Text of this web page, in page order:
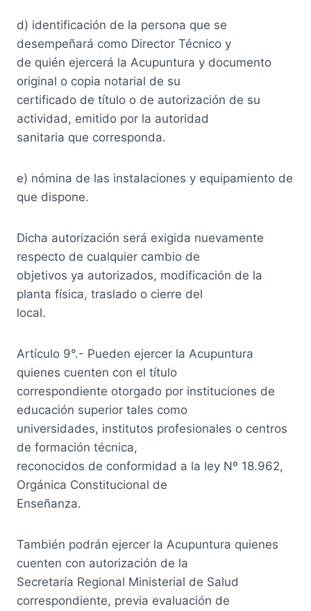
d) identificación de la persona que se
desempeñará como Director Técnico y
de quién ejercerá la Acupuntura y documento
original o copia notarial de su
certificado de título o de autorización de su
actividad, emitido por la autoridad
sanitaria que corresponda.
e) nómina de las instalaciones y equipamiento de
que dispone.
Dicha autorización será exigida nuevamente
respecto de cualquier cambio de
objetivos ya autorizados, modificación de la
planta física, traslado o cierre del
local.
Artículo 9°.- Pueden ejercer la Acupuntura
quienes cuenten con el título
correspondiente otorgado por instituciones de
educación superior tales como
universidades, institutos profesionales o centros
de formación técnica,
reconocidos de conformidad a la ley Nº 18.962,
Orgánica Constitucional de
Enseñanza.
También podrán ejercer la Acupuntura quienes
cuenten con autorización de la
Secretaría Regional Ministerial de Salud
correspondiente, previa evaluación de